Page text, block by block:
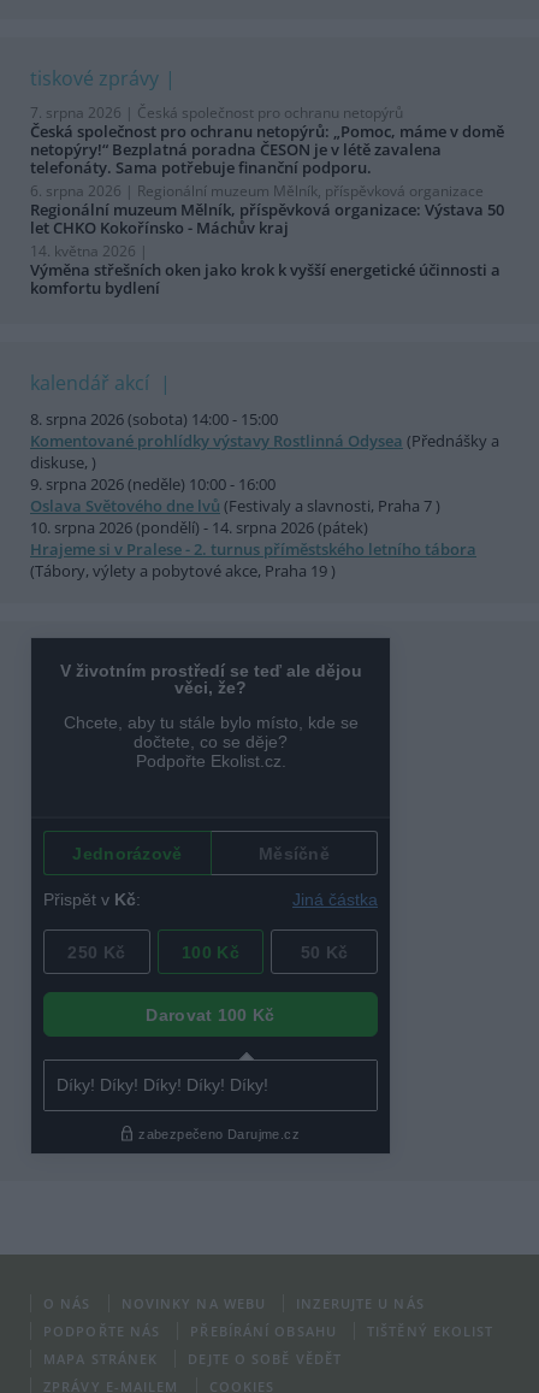
tiskové zprávy
7. srpna 2026 | Česká společnost pro ochranu netopýrů
Česká společnost pro ochranu netopýrů: „Pomoc, máme v domě
netopýry!“ Bezplatná poradna ČESON je v létě zavalena
telefonáty. Sama potřebuje finanční podporu.
6. srpna 2026 | Regionální muzeum Mělník, příspěvková organizace
Regionální muzeum Mělník, příspěvková organizace: Výstava 50
let CHKO Kokořínsko - Máchův kraj
14. května 2026 |
Výměna střešních oken jako krok k vyšší energetické účinnosti a
komfortu bydlení
kalendář akcí
8. srpna 2026 (sobota) 14:00 - 15:00
Komentované prohlídky výstavy Rostlinná Odysea (Přednášky a
diskuse, )
9. srpna 2026 (neděle) 10:00 - 16:00
Oslava Světového dne lvů (Festivaly a slavnosti, Praha 7 )
10. srpna 2026 (pondělí) - 14. srpna 2026 (pátek)
Hrajeme si v Pralese - 2. turnus příměstského letního tábora
(Tábory, výlety a pobytové akce, Praha 19 )
O NÁS NOVINKY NA WEBU
INZERUJTE U NÁS
PODPOŘTE NÁS
PŘEBÍRÁNÍ OBSAHU
TIŠTĚNÝ EKOLIST
MAPA STRÁNEK
DEJTE O SOBĚ VĚDĚT
ZPRÁVY E-MAILEM
COOKIES